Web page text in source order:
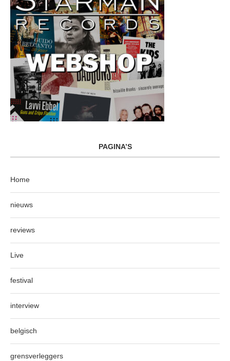
PAGINA’S
Home
nieuws
reviews
Live
festival
interview
belgisch
grensverleggers